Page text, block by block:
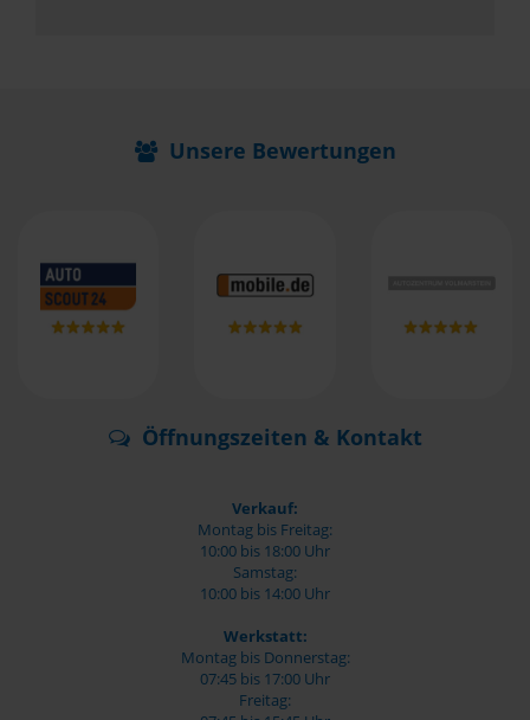
Unsere Bewertungen
Öffnungszeiten & Kontakt
Verkauf:
Montag bis Freitag:
10:00 bis 18:00 Uhr
Samstag:
10:00 bis 14:00 Uhr
Werkstatt:
Montag bis Donnerstag:
07:45 bis 17:00 Uhr
Freitag: